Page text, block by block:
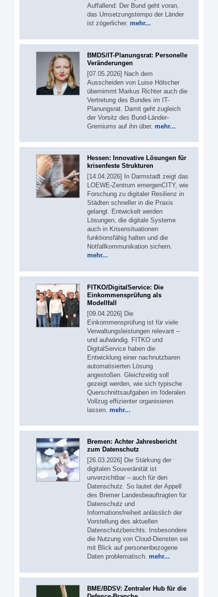
Auffallend: Der Bund geht voran,
das Umsetzungstempo der Länder
ist zögerlicher. mehr...
BMDS/IT-Planungsrat: Personelle
Veränderungen
[07.05.2026] Nach dem
Ausscheiden von Luise Hölscher
übernimmt Markus Richter auch die
Vertretung des Bundes im IT-
Planungsrat. Damit geht zugleich
der Vorsitz des Bund-Länder-
Gremiums auf ihn über. mehr...
Hessen: Innovative Lösungen für
krisenfeste Strukturen
[14.04.2026] In Darmstadt zeigt das
LOEWE-Zentrum emergenCITY, wie
Forschung zu digitaler Resilienz in
Städten schneller in die Praxis
gelangt. Entwickelt werden
Lösungen, die digitale Systeme
auch in Krisensituationen
funktionsfähig halten und die
Notfallkommunikation sichern.
mehr...
FITKO/DigitalService: Die
Einkommensprüfung als
Modellfall
[09.04.2026] Die
Einkommensprüfung ist für viele
Verwaltungsleistungen relevant –
und aufwändig. FITKO und
DigitalService haben die
Entwicklung einer nachnutzbaren
automatisierten Lösung
angestoßen. Gleichzeitig soll
gezeigt werden, wie sich typische
Querschnittsaufgaben im föderalen
Vollzug effizienter organisieren
lassen. mehr...
Bremen: Achter Jahresbericht
zum Datenschutz
[26.03.2026] Die Stärkung der
digitalen Souveränität ist
unverzichtbar – auch für den
Datenschutz. So lautet der Appell
des Bremer Landesbeauftragten für
Datenschutz und
Informationsfreiheit anlässlich der
Vorstellung des aktuellen
Datenschutzberichts. Insbesondere
die Nutzung von Cloud-Diensten sei
mit Blick auf personenbezogene
Daten problematisch. mehr...
BME/BDSV: Zentraler Hub für die